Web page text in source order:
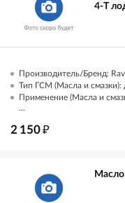
4-T
Производитель/Бренд:
Тип ГСМ (Масла и смазки):
Применение (Масла и
...
2 150₽
Масло